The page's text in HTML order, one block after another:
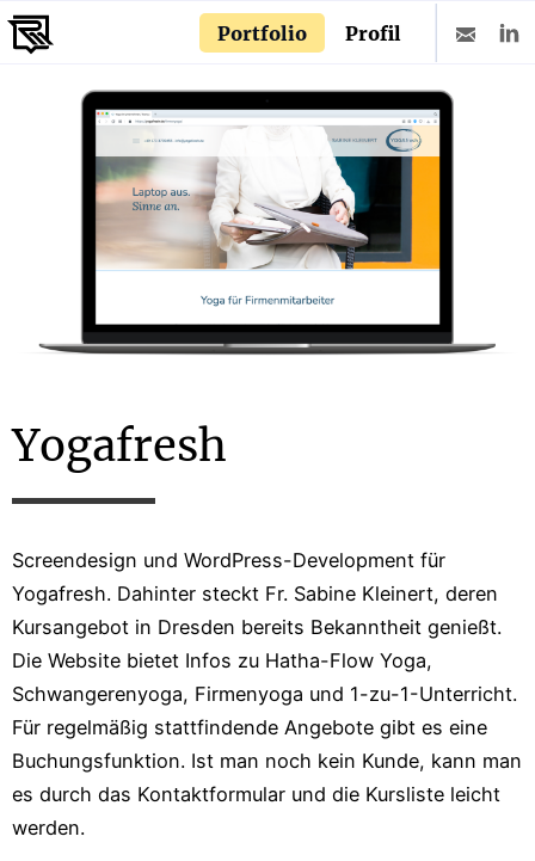
Portfolio Profil
Yogafresh
Screendesign und WordPress-Development für
Yogafresh. Dahinter steckt Fr. Sabine Kleinert, deren
Kursangebot in Dresden bereits Bekanntheit genießt.
Die Website bietet Infos zu Hatha-Flow Yoga,
Schwangerenyoga, Firmenyoga und 1-zu-1-Unterricht.
Für regelmäßig stattfindende Angebote gibt es eine
Buchungsfunktion. Ist man noch kein Kunde, kann man
es durch das Kontaktformular und die Kursliste leicht
werden.